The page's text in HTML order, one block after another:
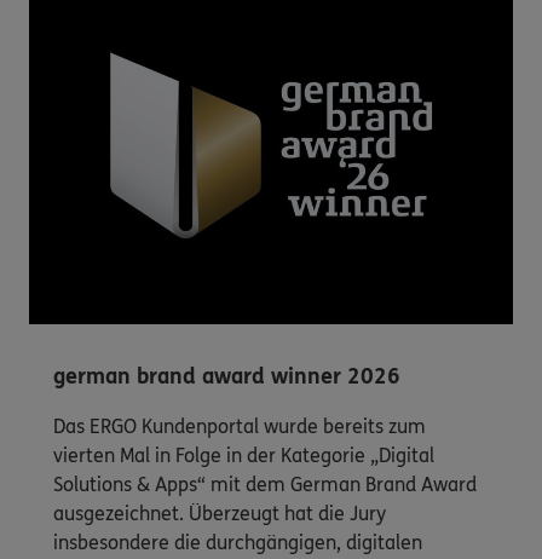
german brand award winner 2026
Das ERGO Kundenportal wurde bereits zum
vierten Mal in Folge in der Kategorie „Digital
Solutions & Apps“ mit dem German Brand Award
ausgezeichnet. Überzeugt hat die Jury
insbesondere die durchgängigen, digitalen